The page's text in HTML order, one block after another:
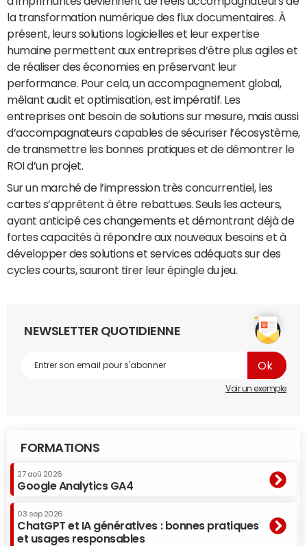
la transformation numérique des flux documentaires. À
présent, leurs solutions logicielles et leur expertise
humaine permettent aux entreprises d’être plus agiles et
de réaliser des économies en préservant leur
performance. Pour cela, un accompagnement global,
mêlant audit et optimisation, est impératif. Les
entreprises ont besoin de solutions sur mesure, mais aussi
d’accompagnateurs capables de sécuriser l’écosystème,
de transmettre les bonnes pratiques et de démontrer le
ROI d’un projet.
Sur un marché de l’impression très concurrentiel, les
cartes s’apprêtent à être rebattues. Seuls les acteurs,
ayant anticipé ces changements et démontrant déjà de
fortes capacités à répondre aux nouveaux besoins et à
développer des solutions et services adéquats sur des
cycles courts, sauront tirer leur épingle du jeu.
NEWSLETTER QUOTIDIENNE
Voir un exemple
FORMATIONS
27 aoû 2026
Google Analytics GA4
03 sep 2026
ChatGPT et IA génératives : bonnes pratiques
et usages responsables